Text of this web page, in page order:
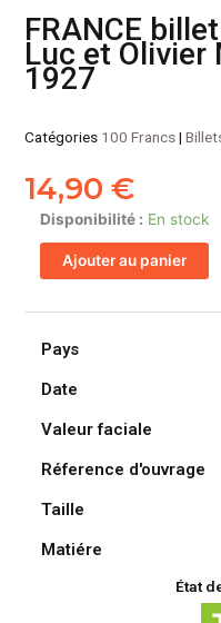
FRANCE
Luc et Olivier
1927
Catégories 100 Francs|
14,90€
Disponibilité : En stock
quantité
de
FRANCE
de
100
Luc
Olivier
Merson
07-
Ajouter au panier
Pays
Date
Valeur faciale
Réference d'ouvrage
Taille
Matiére
État